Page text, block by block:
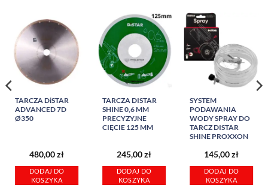
TARCZA DiSTAR
ADVANCED 7D
Ø350
480,00zł
DODAJ DO
KOSZYKA
TARCZA DISTAR
SHINE 0,6 MM
PRECYZYJNE
CIĘCIE 125 MM
245,00zł
DODAJ DO
KOSZYKA
SYSTEM
PODAWANIA
WODY SPRAY DO
TARCZ DISTAR
SHINE PROXXON
145,00zł
DODAJ DO
KOSZYKA